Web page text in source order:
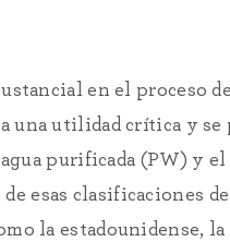
en el proceso
una utilidad crítica y se
purificada (PW) y el
de esas clasificaciones
la estadounidense, la